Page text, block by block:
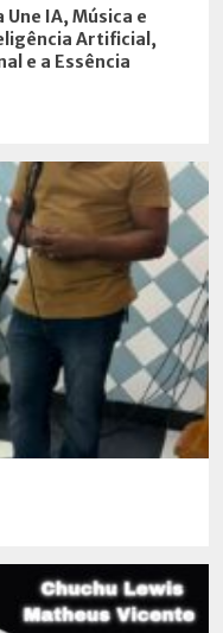
Une IA, Música e
Artificial,
e a Essência